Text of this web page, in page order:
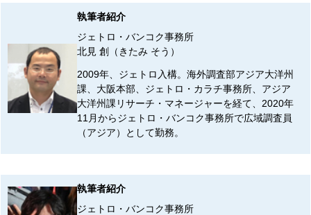
執筆者紹介
ジェトロ・バンコク事務所
北見 創（きたみ そう）
2009年、ジェトロ入構。海外調査部アジア大洋州
課、大阪本部、ジェトロ・カラチ事務所、アジア
大洋州課リサーチ・マネージャーを経て、2020年
11月からジェトロ・バンコク事務所で広域調査員
（アジア）として勤務。
執筆者紹介
ジェトロ・バンコク事務所